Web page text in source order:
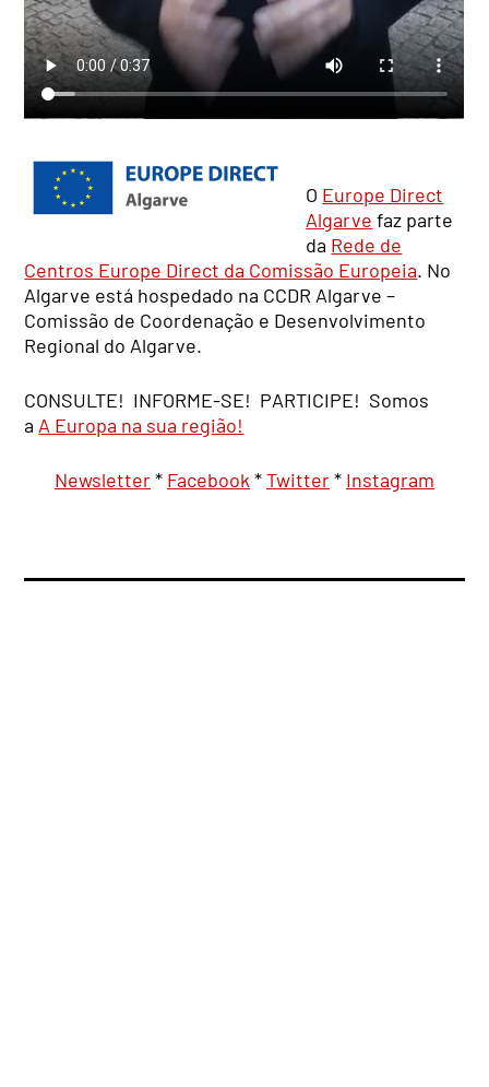
O Europe Direct
Algarve faz parte
da Rede de
Centros Europe Direct da Comissão Europeia. No
Algarve está hospedado na CCDR Algarve –
Comissão de Coordenação e Desenvolvimento
Regional do Algarve.
CONSULTE! INFORME-SE! PARTICIPE! Somos
a A Europa na sua região!
Newsletter* Facebook *Twitter* Instagram